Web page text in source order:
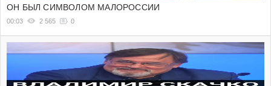
ОН БЫЛ СИМВОЛОМ МАЛОРОССИИ
00:03 2 565 0